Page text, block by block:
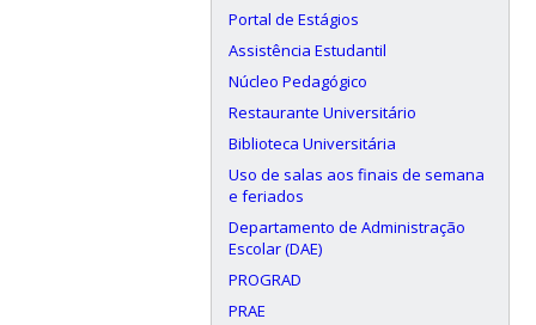
Portal de Estágios
Assistência Estudantil
Núcleo Pedagógico
Restaurante Universitário
Biblioteca Universitária
Uso de salas aos finais de semana
e feriados
Departamento de Administração
Escolar (DAE)
PROGRAD
PRAE